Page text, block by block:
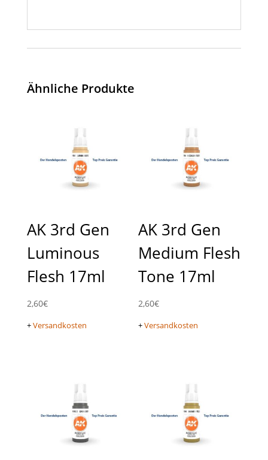
Ähnliche Produkte
AK 3rd Gen
Luminous
Flesh 17ml
2,60€
+Versandkosten
AK 3rd Gen
Medium Flesh
Tone 17ml
2,60€
+Versandkosten